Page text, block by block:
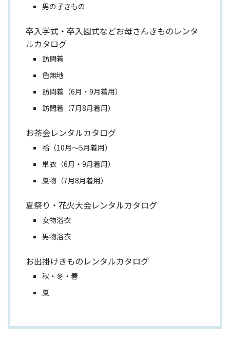
男の子きもの
卒入学式・卒入園式などお母さんきものレンタ
ルカタログ
訪問着
色無地
訪問着（6月・9月着用）
訪問着（7月8月着用）
お茶会レンタルカタログ
袷（10月～5月着用）
単衣（6月・9月着用）
夏物（7月8月着用）
夏祭り・花火大会レンタルカタログ
女物浴衣
男物浴衣
お出掛けきものレンタルカタログ
秋・冬・春
夏